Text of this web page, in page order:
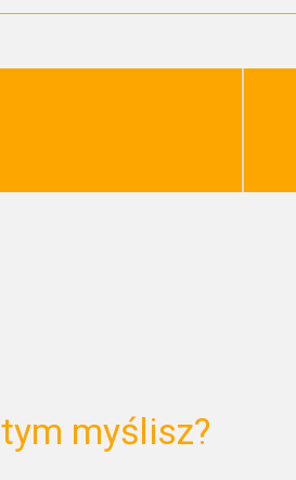
myślisz?